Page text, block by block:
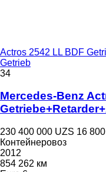
Actros 2542 LL BDF
Getrieb
34
Mercedes-Benz
230 400 000 UZS 16
Контейнеровоз
2012
854 262 км